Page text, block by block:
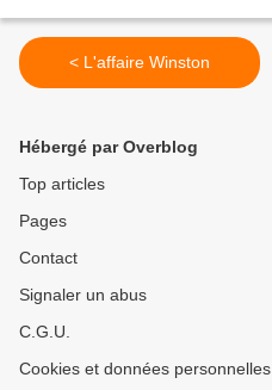
< L'affaire Winston
Hébergé par Overblog
Top articles
Pages
Contact
Signaler un abus
C.G.U.
Cookies et données personnelles